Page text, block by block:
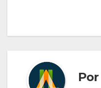
Por